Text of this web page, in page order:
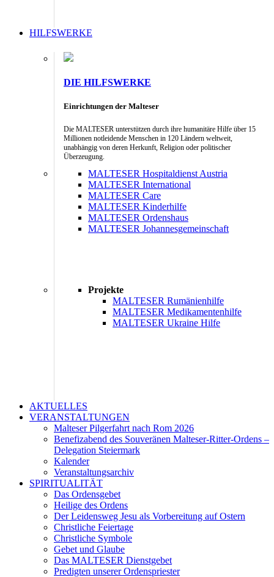
HILFSWERKE
DIE HILFSWERKE
Einrichtungen der Malteser
Die MALTESER unterstützen durch ihre humanitäre Hilfe über 15
Millionen notleidende Menschen in 120 Ländern weltweit,
unabhängig von deren Herkunft, Religion oder politischer
Überzeugung.
MALTESER Hospitaldienst Austria
MALTESER International
MALTESER Care
MALTESER Kinderhilfe
MALTESER Ordenshaus
MALTESER Johannesgemeinschaft
Projekte
MALTESER Rumänienhilfe
MALTESER Medikamentenhilfe
MALTESER Ukraine Hilfe
AKTUELLES
VERANSTALTUNGEN
Malteser Pilgerfahrt nach Rom 2026
Benefizabend des Souveränen Malteser-Ritter-Ordens –
Delegation Steiermark
Kalender
Veranstaltungsarchiv
SPIRITUALITÄT
Das Ordensgebet
Heilige des Ordens
Der Leidensweg Jesu als Vorbereitung auf Ostern
Christliche Feiertage
Christliche Symbole
Gebet und Glaube
Das MALTESER Dienstgebet
Predigten unserer Ordenspriester